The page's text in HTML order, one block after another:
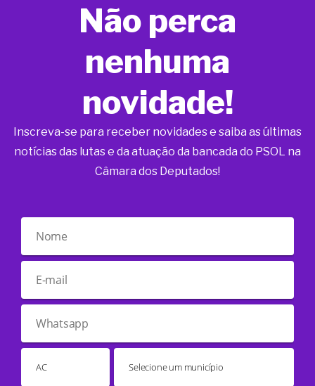
Não perca
nenhuma
novidade!
Inscreva-se para receber novidades e saiba as últimas
notícias das lutas e da atuação da bancada do PSOL na
Câmara dos Deputados!